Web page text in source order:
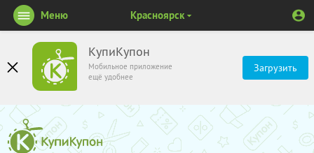
КупиКупон
Мобильное приложение
ещё удобнее
Загрузить
Меню Красноярск